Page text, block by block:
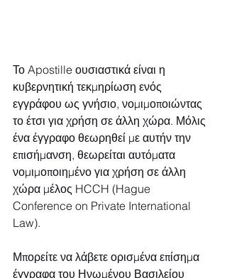
Το Apostille ουσιαστικά είναι η
κυβερνητική τεκμηρίωση ενός
εγγράφου ως γνήσιο, νομιμοποιώντας
το έτσι για χρήση σε άλλη χώρα. Μόλις
ένα έγγραφο θεωρηθεί με αυτήν την
επισήμανση, θεωρείται αυτόματα
νομιμοποιημένο για χρήση σε άλλη
χώρα μέλος HCCH (Hague
Conference on Private International
Law).
Μπορείτε να λάβετε ορισμένα επίσημα
έγγραφα του Ηνωμένου Βασιλείου